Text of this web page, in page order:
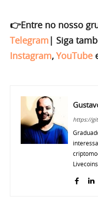
👉Entre no nosso
Telegram | Siga
Instagram, YouTube
https://